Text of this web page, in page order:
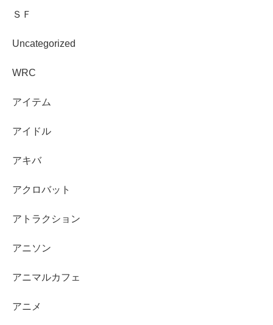
ＳＦ
Uncategorized
WRC
アイテム
アイドル
アキバ
アクロバット
アトラクション
アニソン
アニマルカフェ
アニメ